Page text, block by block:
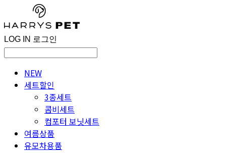
LOG IN 로그인
NEW
세트할인
3종세트
콤비세트
컴포터 보닛세트
여름상품
유모차용품